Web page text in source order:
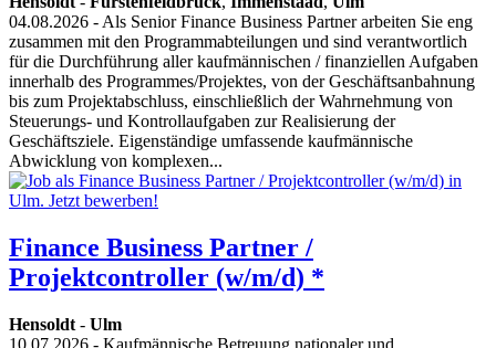
04.08.2026 - Als Senior Finance Business Partner arbeiten Sie eng
zusammen mit den Programmabteilungen und sind verantwortlich
für die Durchführung aller kaufmännischen / finanziellen Aufgaben
innerhalb des Programmes/Projektes, von der Geschäftsanbahnung
bis zum Projektabschluss, einschließlich der Wahrnehmung von
Steuerungs- und Kontrollaufgaben zur Realisierung der
Geschäftsziele. Eigenständige umfassende kaufmännische
Abwicklung von komplexen...
Finance Business Partner /
Projektcontroller (w/m/d) *
Hensoldt - Ulm
10.07.2026 - Kaufmännische Betreuung nationaler und